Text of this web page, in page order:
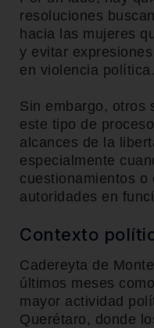
resoluciones
hacia las mujeres
y evitar
en violencia política.
Sin embargo, otros
este tipo de
alcances de la
especialmente
cuestionamientos
autoridades en
Contexto
Cadereyta de
últimos meses
mayor actividad
Querétaro, donde